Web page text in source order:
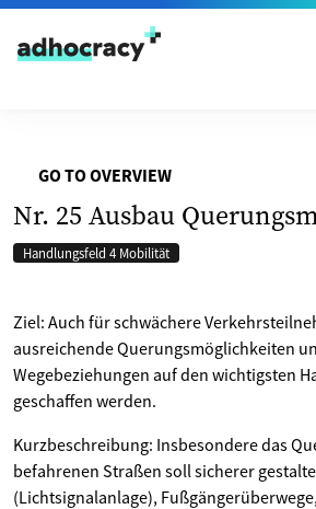
Skip to content
GO TO OVERVIEW
Nr. 25 Ausbau
Handlungsfeld 4 Mobilität
Ziel: Auch für schwächere
ausreichende Querungsmöglichkeiten
Wegebeziehungen auf den wichtigsten
geschaffen werden.
Kurzbeschreibung: Insbesondere das
befahrenen Straßen soll sicherer
(Lichtsignalanlage),